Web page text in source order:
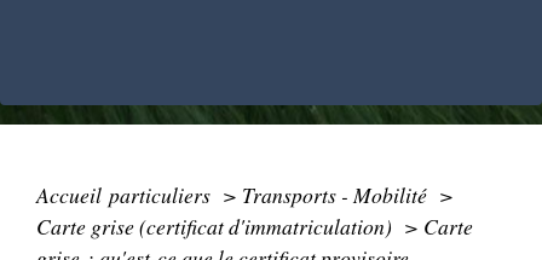
Accueil particuliers > Transports - Mobilité >
Carte grise (certificat d'immatriculation) > Carte